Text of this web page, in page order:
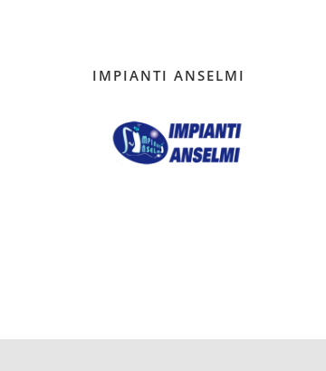
IMPIANTI ANSELMI